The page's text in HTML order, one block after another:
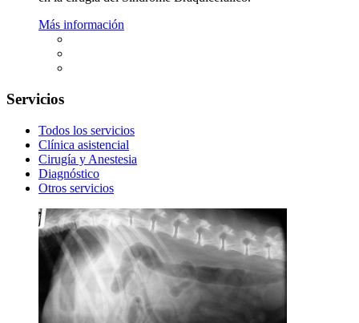
Más información
Servicios
Todos los servicios
Clínica asistencial
Cirugía y Anestesia
Diagnóstico
Otros servicios